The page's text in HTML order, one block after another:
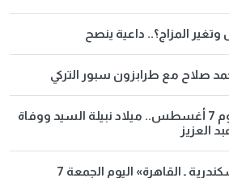
المزاج؟.. داعية ينصح
صلاح مع طرابزون سبور التركي
حدث في مثل هذا اليوم 7 أغسطس.. ميلاد نبيلة السيد ووفاة
العزيز
مواعيد قطارات «الإسكندرية ـ القاهرة» اليوم الجمعة 7